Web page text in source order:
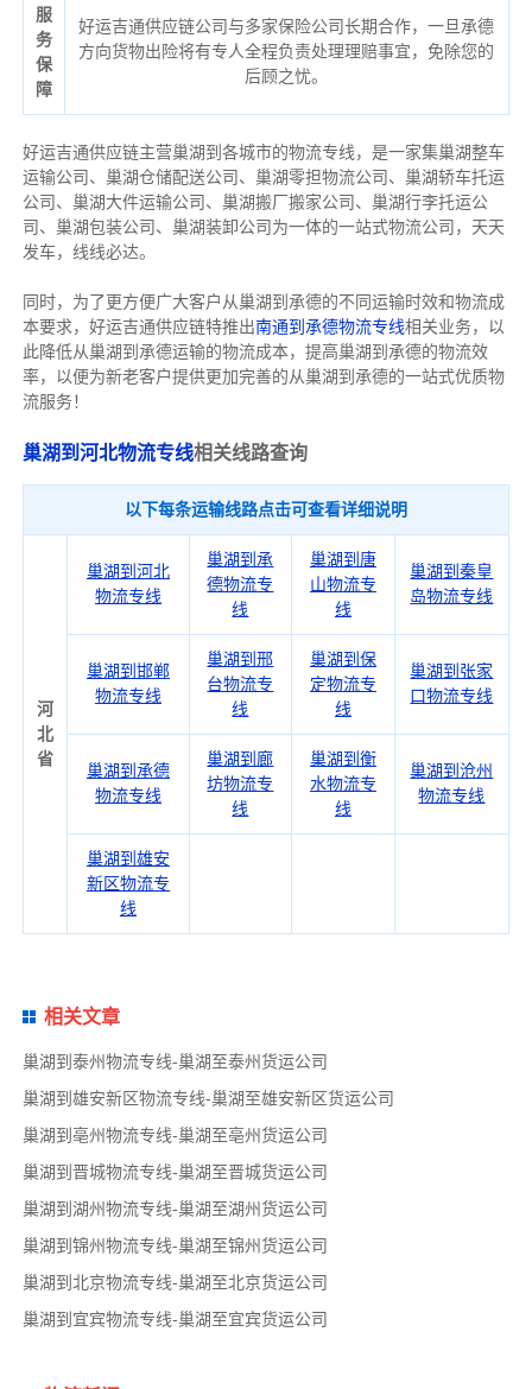
服
务
保
障
好运吉通供应链公司与多家保险公司长期合作，一旦承德
方向货物出险将有专人全程负责处理理赔事宜，免除您的
后顾之忧。
好运吉通供应链主营巢湖到各城市的物流专线，是一家集巢湖整车
运输公司、巢湖仓储配送公司、巢湖零担物流公司、巢湖轿车托运
公司、巢湖大件运输公司、巢湖搬厂搬家公司、巢湖行李托运公
司、巢湖包装公司、巢湖装卸公司为一体的一站式物流公司，天天
发车，线线必达。
同时，为了更方便广大客户从巢湖到承德的不同运输时效和物流成
本要求，好运吉通供应链特推出南通到承德物流专线相关业务，以
此降低从巢湖到承德运输的物流成本，提高巢湖到承德的物流效
率，以便为新老客户提供更加完善的从巢湖到承德的一站式优质物
流服务！
巢湖到河北物流专线相关线路查询
以下每条运输线路点击可查看详细说明
河
北
省
巢湖到河北
物流专线
巢湖到承
德物流专
线
巢湖到唐
山物流专
线
巢湖到秦皇
岛物流专线
巢湖到邯郸
物流专线
巢湖到邢
台物流专
线
巢湖到保
定物流专
线
巢湖到张家
口物流专线
巢湖到承德
物流专线
巢湖到廊
坊物流专
线
巢湖到衡
水物流专
线
巢湖到沧州
物流专线
巢湖到雄安
新区物流专
线
相关文章
巢湖到泰州物流专线-巢湖至泰州货运公司
巢湖到雄安新区物流专线-巢湖至雄安新区货运公司
巢湖到亳州物流专线-巢湖至亳州货运公司
巢湖到晋城物流专线-巢湖至晋城货运公司
巢湖到湖州物流专线-巢湖至湖州货运公司
巢湖到锦州物流专线-巢湖至锦州货运公司
巢湖到北京物流专线-巢湖至北京货运公司
巢湖到宜宾物流专线-巢湖至宜宾货运公司